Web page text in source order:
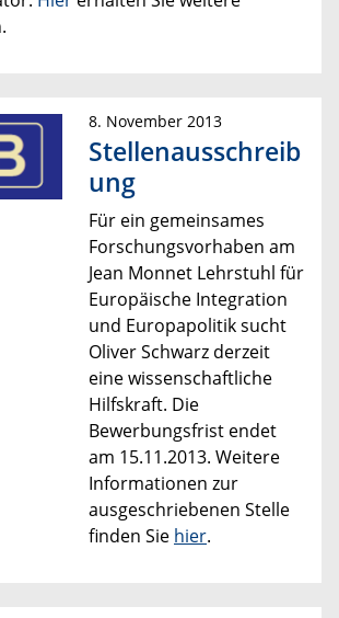
8. November 2013
Stellenausschreib
ung
Für ein gemeinsames
Forschungsvorhaben am
Jean Monnet Lehrstuhl für
Europäische Integration
und Europapolitik sucht
Oliver Schwarz derzeit
eine wissenschaftliche
Hilfskraft. Die
Bewerbungsfrist endet
am 15.11.2013. Weitere
Informationen zur
ausgeschriebenen Stelle
finden Sie hier.